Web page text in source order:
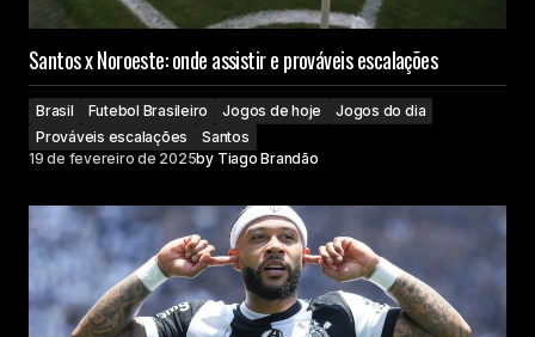
Santos x Noroeste: onde assistir e prováveis escalações
Brasil Futebol Brasileiro Jogos de hoje
Jogos do dia
Prováveis escalações
Santos
19 de fevereiro de 2025by Tiago Brandão